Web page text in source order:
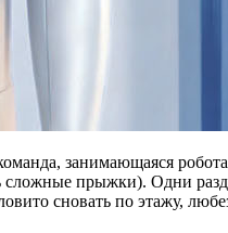
занимающаяся
прыжки). Одни
сновать по этажу,